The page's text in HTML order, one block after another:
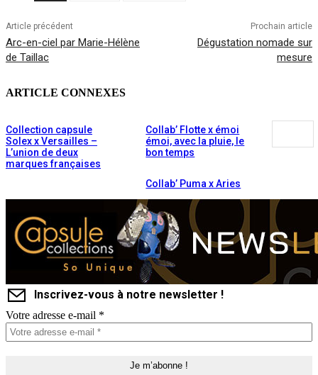
Article précédent
Arc-en-ciel par Marie-Hélène
de Taillac
Prochain article
Dégustation nomade sur
mesure
ARTICLE CONNEXES
Collection capsule
Solex x Versailles –
L’union de deux
marques françaises
Collab’ Flotte x émoi
émoi, avec la pluie, le
bon temps
Collab’ Puma x Aries
Inscrivez-vous à notre newsletter !
Votre adresse e-mail *